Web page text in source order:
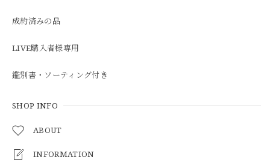
成約済みの品
LIVE購入者様専用
鑑別書・ソーティング付き
SHOP INFO
ABOUT
INFORMATION